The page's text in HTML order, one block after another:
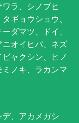
ラ、シノブヒ
ギョウショウ、
ダマツ、ドイ、
オイヒバ、ネズ
ャクシン、ヒノ
ノキ、ラカンマ
、アカメガシ